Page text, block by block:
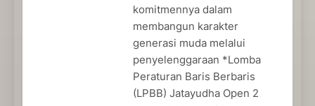
komitmennya dalam
membangun karakter
generasi muda melalui
penyelenggaraan *Lomba
Peraturan Baris Berbaris
(LPBB) Jatayudha Open 2